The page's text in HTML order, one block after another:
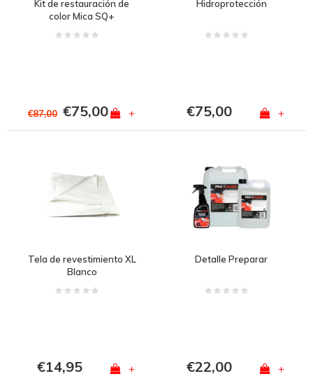
Kit de restauración de
color Mica SQ+
€87,00 €75,00 +
Hidroprotección
€75,00 +
Tela de revestimiento XL
Blanco
€14,95 +
Detalle Preparar
€22,00 +